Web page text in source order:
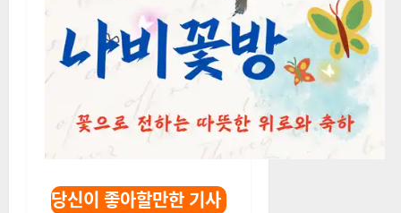
당신이 좋아할만한 기사